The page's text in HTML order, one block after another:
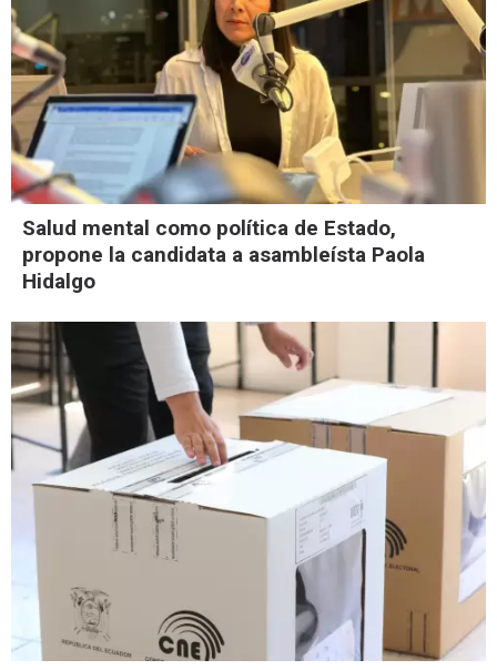
Salud mental como política de Estado,
propone la candidata a asambleísta Paola
Hidalgo